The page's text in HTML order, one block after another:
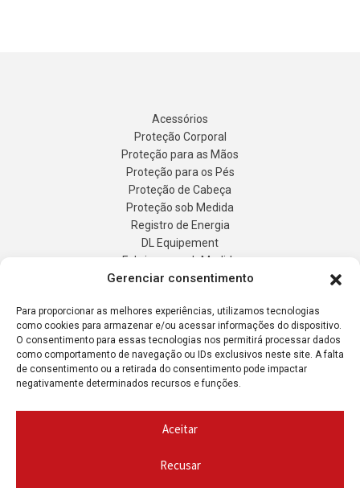
Gerenciar consentimento
Para proporcionar as melhores experiências, utilizamos tecnologias
como cookies para armazenar e/ou acessar informações do dispositivo.
O consentimento para essas tecnologias nos permitirá processar dados
como comportamento de navegação ou IDs exclusivos neste site. A falta
de consentimento ou a retirada do consentimento pode impactar
negativamente determinados recursos e funções.
Aceitar
Recusar
Acessórios
Proteção Corporal
Proteção para as Mãos
Proteção para os Pés
Proteção de Cabeça
Proteção sob Medida
Registro de Energia
Fabricaçao sob Medida
Produtos
Contato
Solicitação de cotação
A minha conta